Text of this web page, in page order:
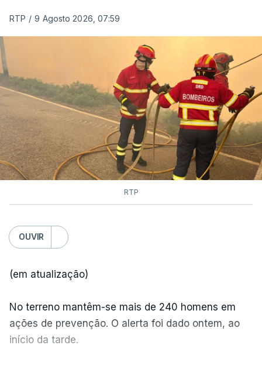
RTP / 9 Agosto 2026, 07:59
RTP
OUVIR
(em atualização)
No terreno mantêm-se mais de 240 homens em
ações de prevenção. O alerta foi dado ontem, ao
início da tarde.